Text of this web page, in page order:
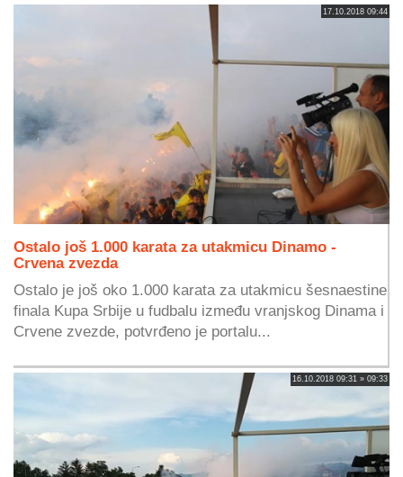
17.10.2018 09:44
Ostalo još 1.000 karata za utakmicu Dinamo -
Crvena zvezda
Ostalo je još oko 1.000 karata za utakmicu šesnaestine
finala Kupa Srbije u fudbalu između vranjskog Dinama i
Crvene zvezde, potvrđeno je portalu...
16.10.2018 09:31 » 09:33